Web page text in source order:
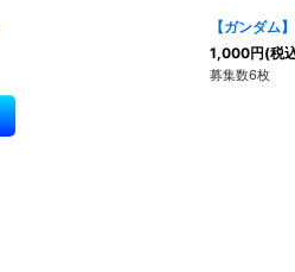
【ガンダム
1,000円(税
募集数6枚